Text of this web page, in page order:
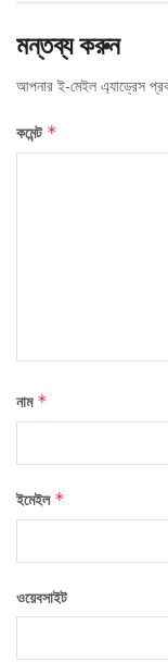
মন্তব্য করুন
আপনার ই-মেইল এ্যাড্রেস
কমেন্ট *
নাম *
ইমেইল *
ওয়েবসাইট